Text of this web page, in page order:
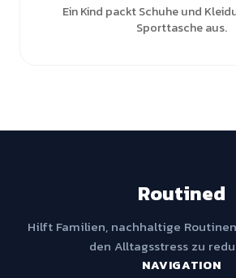
Ein Kind packt Schuhe und
Sporttasche aus.
Routined
Hilft Familien, nachhaltige
den Alltagsstress zu
NAVIGATION